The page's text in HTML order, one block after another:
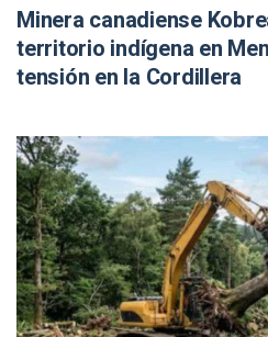
Minera canadiense
territorio indígena en
tensión en la Cordillera